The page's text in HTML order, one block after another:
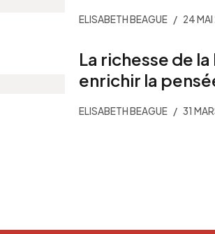
ELISABETH BEAGUE 24
La richesse de
enrichir la
ELISABETH BEAGUE 31